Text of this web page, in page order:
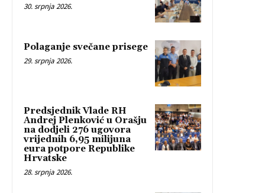
30. srpnja 2026.
Polaganje svečane prisege
29. srpnja 2026.
Predsjednik Vlade RH
Andrej Plenković u Orašju
na dodjeli 276 ugovora
vrijednih 6,95 milijuna
eura potpore Republike
Hrvatske
28. srpnja 2026.